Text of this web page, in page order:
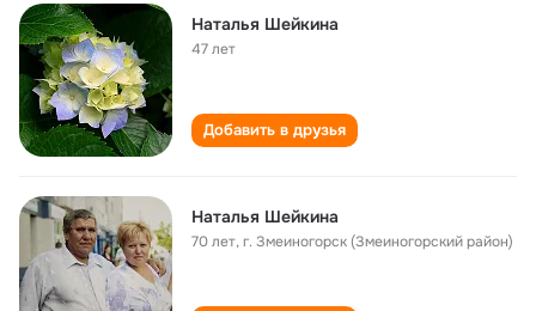
Наталья Шейкина
47 лет
Добавить в друзья
Наталья Шейкина
70 лет,г. Змеиногорск (Змеиногорский район)